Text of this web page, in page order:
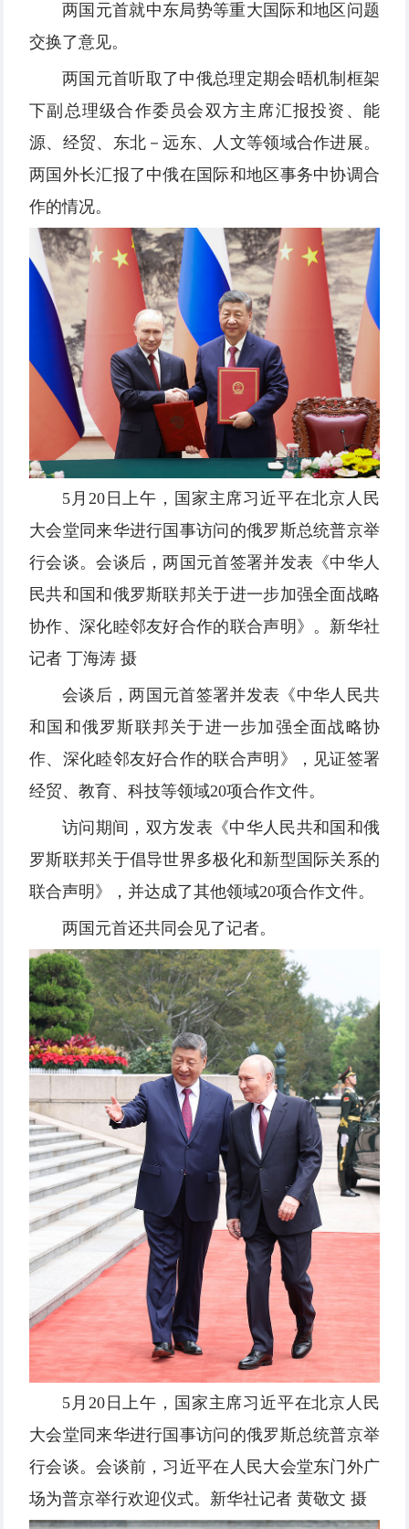
两国元首就中东局势等重大国际和地区问题
交换了意见。
两国元首听取了中俄总理定期会晤机制框架
下副总理级合作委员会双方主席汇报投资、能
源、经贸、东北－远东、人文等领域合作进展。
两国外长汇报了中俄在国际和地区事务中协调合
作的情况。
5月20日上午，国家主席习近平在北京人民
大会堂同来华进行国事访问的俄罗斯总统普京举
行会谈。会谈后，两国元首签署并发表《中华人
民共和国和俄罗斯联邦关于进一步加强全面战略
协作、深化睦邻友好合作的联合声明》。新华社
记者 丁海涛 摄
会谈后，两国元首签署并发表《中华人民共
和国和俄罗斯联邦关于进一步加强全面战略协
作、深化睦邻友好合作的联合声明》，见证签署
经贸、教育、科技等领域20项合作文件。
访问期间，双方发表《中华人民共和国和俄
罗斯联邦关于倡导世界多极化和新型国际关系的
联合声明》，并达成了其他领域20项合作文件。
两国元首还共同会见了记者。
5月20日上午，国家主席习近平在北京人民
大会堂同来华进行国事访问的俄罗斯总统普京举
行会谈。会谈前，习近平在人民大会堂东门外广
场为普京举行欢迎仪式。新华社记者 黄敬文 摄